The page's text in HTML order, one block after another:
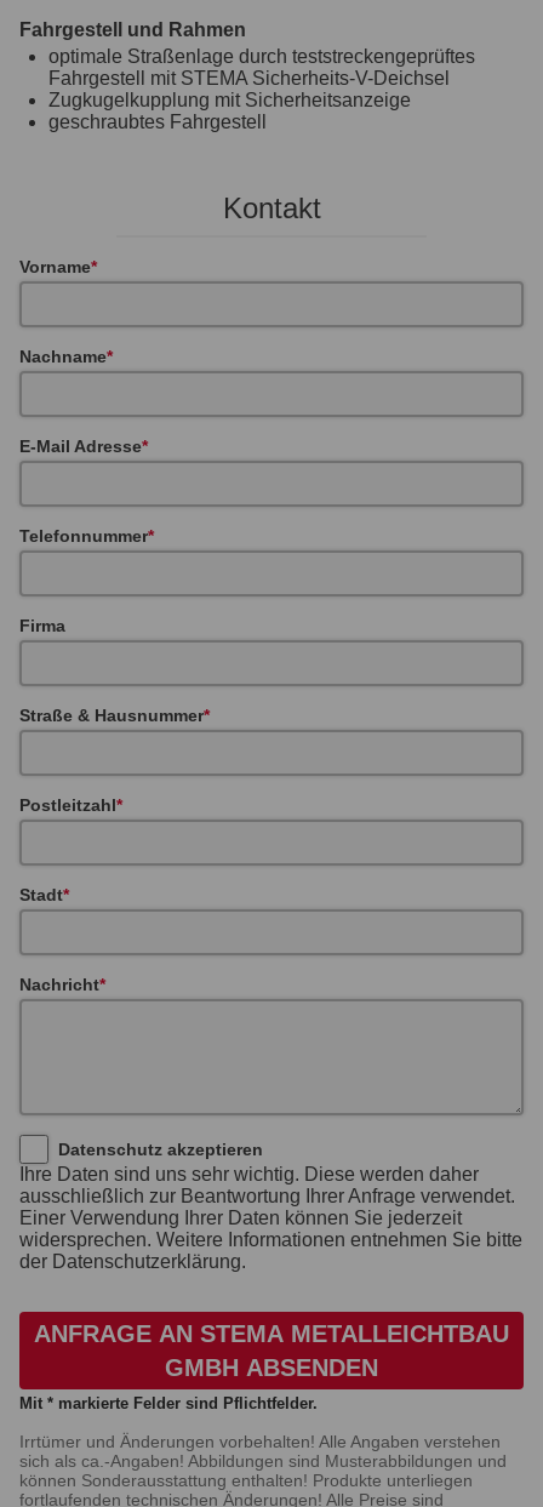
Fahrgestell und Rahmen
optimale Straßenlage durch teststreckengeprüftes
Fahrgestell mit STEMA Sicherheits-V-Deichsel
Zugkugelkupplung mit Sicherheitsanzeige
geschraubtes Fahrgestell
Kontakt
Vorname
Nachname
E-Mail Adresse
Telefonnummer
Firma
Straße & Hausnummer
Postleitzahl
Stadt
Nachricht
Datenschutz akzeptieren
Ihre Daten sind uns sehr wichtig. Diese werden daher
ausschließlich zur Beantwortung Ihrer Anfrage verwendet.
Einer Verwendung Ihrer Daten können Sie jederzeit
widersprechen. Weitere Informationen entnehmen Sie bitte
der Datenschutzerklärung.
ANFRAGE AN STEMA METALLEICHTBAU
GMBH ABSENDEN
Mit * markierte Felder sind Pflichtfelder.
Irrtümer und Änderungen vorbehalten! Alle Angaben verstehen
sich als ca.-Angaben! Abbildungen sind Musterabbildungen und
können Sonderausstattung enthalten! Produkte unterliegen
fortlaufenden technischen Änderungen! Alle Preise sind